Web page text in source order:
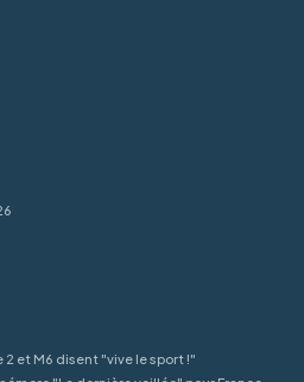
et M6 disent "vive le sport !"